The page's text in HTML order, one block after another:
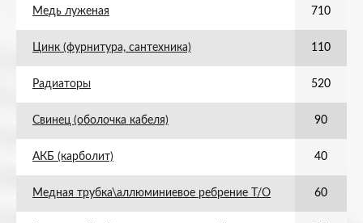
Медь луженая 710
Цинк (фурнитура, сантехника) 110
Радиаторы 520
Свинец (оболочка кабеля) 90
АКБ (карболит) 40
Медная трубка\аллюминиевое ребрение Т/О 60